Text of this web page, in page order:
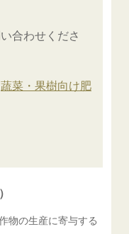
物の生産に寄与する